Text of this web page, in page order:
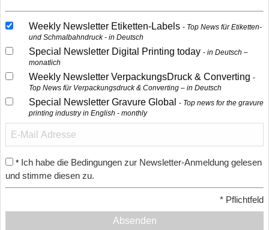
Weekly Newsletter Etiketten-Labels
Top News für Etiketten-
und Schmalbahndruck - in Deutsch
Special Newsletter Digital Printing today
in Deutsch –
monatlich
Weekly Newsletter VerpackungsDruck & Converting
Top News für Verpackungsdruck & Converting – in Deutsch
Special Newsletter Gravure Global
Top news for the gravure
printing industry in English - monthly
* Ich habe die Bedingungen zur Newsletter-Anmeldung gelesen
und stimme diesen zu.
* Pflichtfeld
Absenden